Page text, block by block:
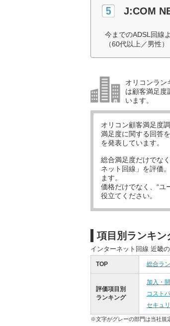
J:COM
今までのADSL回線
（60代以上／男性）
オリコンラン
は顧客満足度
います。
オリコン顧客満足度
満足度に関する回答
を発表しています。
総合満足度だけでな
ネット回線」を評価
ます。
価格だけでなく、“ユ
役立てください。
項目別ランキン
インターネット回線 近畿
TOP 総合ラ
評価項目別
ランキング
加入・
コスト
セキュ
※文字がグレーの部門は当社規